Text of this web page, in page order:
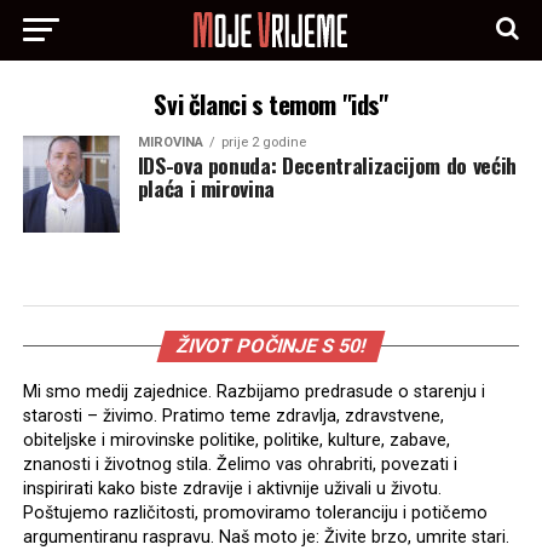
Svi članci s temom "ids"
MIROVINA prije 2 godine
IDS-ova ponuda: Decentralizacijom do većih
plaća i mirovina
ŽIVOT POČINJE S 50!
Mi smo medij zajednice. Razbijamo predrasude o starenju i
starosti – živimo. Pratimo teme zdravlja, zdravstvene,
obiteljske i mirovinske politike, politike, kulture, zabave,
znanosti i životnog stila. Želimo vas ohrabriti, povezati i
inspirirati kako biste zdravije i aktivnije uživali u životu.
Poštujemo različitosti, promoviramo toleranciju i potičemo
argumentiranu raspravu. Naš moto je: Živite brzo, umrite stari.